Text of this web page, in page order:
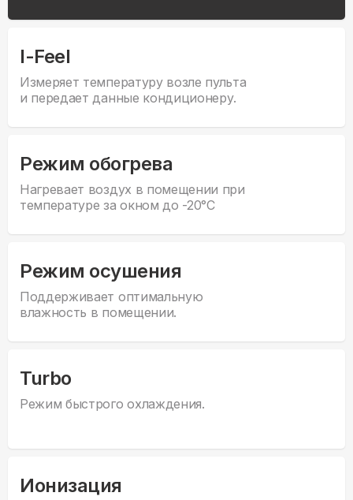
I-Feel
Измеряет температуру возле пульта
и передает данные кондиционеру.
Режим обогрева
Нагревает воздух в помещении при
температуре за окном до -20°С
Режим осушения
Поддерживает оптимальную
влажность в помещении.
Turbo
Режим быстрого охлаждения.
Ионизация